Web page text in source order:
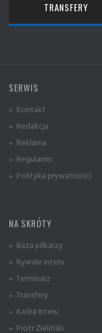
TRANSFERY
SERWIS
» Kontakt
» Redakcja
» Reklama
» Regulamin
» Polityka prywatności
NA SKRÓTY
» Baza piłkarzy
» Rywale Interu
» Terminarz
» Transfery
» Kadra Interu
» Piotr Zieliński